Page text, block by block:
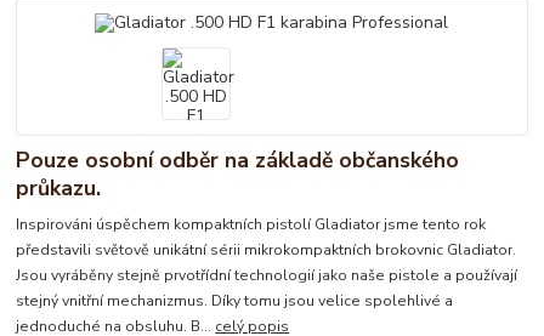
Pouze osobní odběr na základě občanského
průkazu.
Inspirováni úspěchem kompaktních pistolí Gladiator jsme tento rok
představili světově unikátní sérii mikrokompaktních brokovnic Gladiator.
Jsou vyráběny stejně prvotřídní technologií jako naše pistole a používají
stejný vnitřní mechanizmus. Díky tomu jsou velice spolehlivé a
jednoduché na obsluhu. B... celý popis